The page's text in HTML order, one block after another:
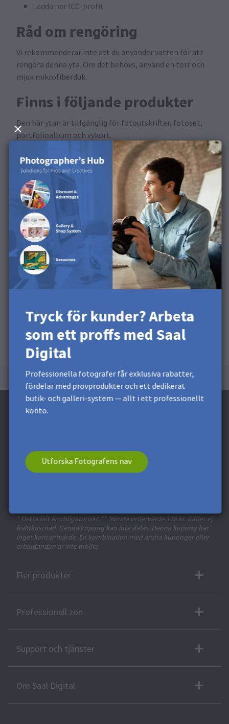
Ladda ner ICC-profil
Råd om rengöring
Vi rekommenderar inte att du använder vatten för att
rengöra denna yta. Om det behövs, använd en torr och
mjuk mikrofiberduk.
Finns i följande produkter
Den här ytan är tillgänglig för fotoutskrifter, fotoset,
portfolioalbum och vykort.
Upptäck ytan i vår
produktvideo
Tryck för kunder? Arbeta
som ett proffs med Saal
Digital
Professionella fotografer får exklusiva rabatter,
fördelar med provprodukter och ett dedikerat
butik- och galleri-system — allt i ett professionellt
konto.
Utforska Fotografens nav
Prenumerera på nyhetsbrevet och få en
rabatt på 60 kr* *
* Detta fält är obligatoriskt. ** Minsta ordervärde 120 kr. Gäller ej
fraktkostnad. Denna kupong kan inte delas. Denna kupong har
inget kontantvärde. En kombination med andra kuponger eller
erbjudanden är inte möjlig.
Fler produkter
Professionell zon
Support och tjänster
Om Saal Digital